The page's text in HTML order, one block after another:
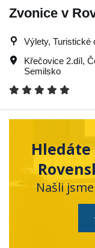
Zvonice v
Výlety, Turistické
Křečovice 2.díl,
Semilsko
Našli